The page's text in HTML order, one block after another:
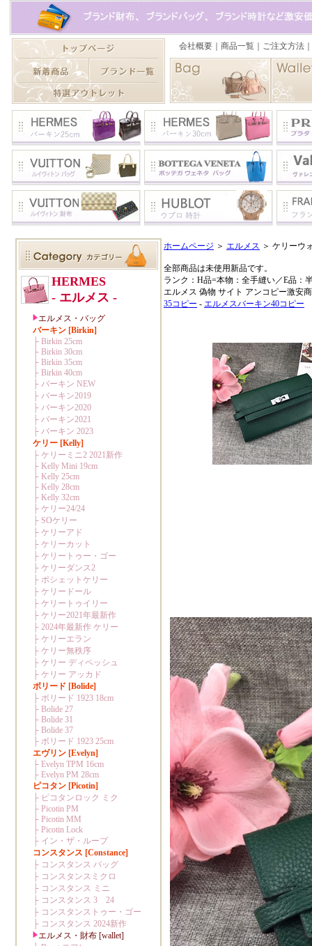
ホームページ ＞ エルメス ＞ ケリー
全部商品は未使用新品です。
ランク：H品=本物：全手縫い／E品：
エルメス 偽物 サイト アンコピー激安
35コピー - エルメスバーキン40コピー